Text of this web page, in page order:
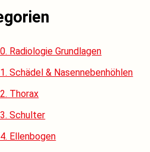
Radiologie Grundlagen
Schädel & Nasennebenhöhlen
Thorax
Schulter
Ellenbogen